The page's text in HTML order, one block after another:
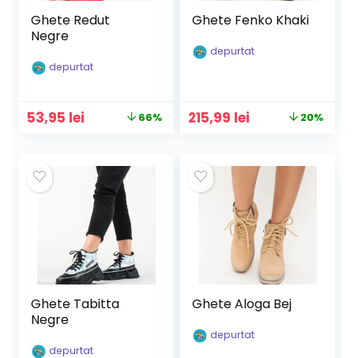
Ghete Redut
Negre
depurtat
Prețul
fost:
159,90 lei.
53,95 lei
53,95 lei.
66%
Ghete Fenko Khaki
depurtat
Prețul
fost:
269,99 lei.
215,99 lei Prețul
215,99 lei.
20%
Ghete Tabitta
Negre
depurtat
Ghete Aloga Bej
depurtat